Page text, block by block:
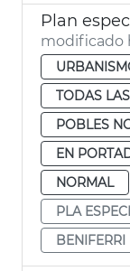
modificado
TODAS
POBLES
EN
NORMAL
PLA
BENIFERRI